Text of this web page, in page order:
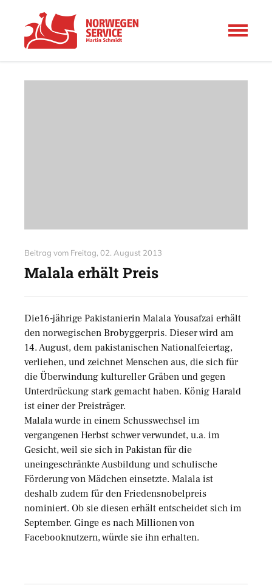
Beitrag vom Freitag, 02. August 2013
Malala erhält Preis
Die16-jährige Pakistanierin Malala Yousafzai erhält
den norwegischen Brobyggerpris. Dieser wird am
14. August, dem pakistanischen Nationalfeiertag,
verliehen, und zeichnet Menschen aus, die sich für
die Überwindung kultureller Gräben und gegen
Unterdrückung stark gemacht haben. König Harald
ist einer der Preisträger.
Malala wurde in einem Schusswechsel im
vergangenen Herbst schwer verwundet, u.a. im
Gesicht, weil sie sich in Pakistan für die
uneingeschränkte Ausbildung und schulische
Förderung von Mädchen einsetzte. Malala ist
deshalb zudem für den Friedensnobelpreis
nominiert. Ob sie diesen erhält entscheidet sich im
September. Ginge es nach Millionen von
Facebooknutzern, würde sie ihn erhalten.